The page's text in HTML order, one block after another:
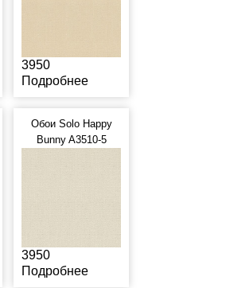
3950
Подробнее
Обои Solo Happy
Bunny A3510-5
3950
Подробнее